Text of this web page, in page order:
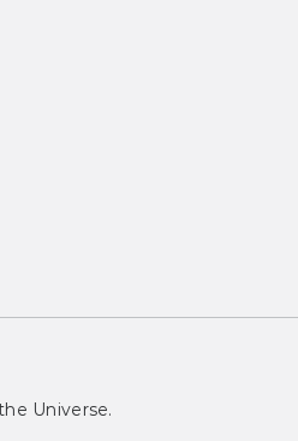
Universe.